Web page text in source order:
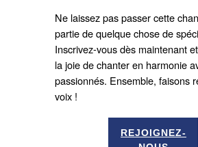
Ne laissez pas passer cette
partie de quelque chose de
Inscrivez-vous dès maintenant
la joie de chanter en harmonie
passionnés. Ensemble, faisons
voix !
REJOIGNEZ-